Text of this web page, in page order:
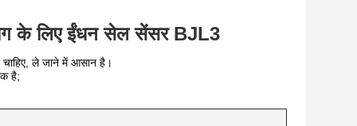
के लिए ईंधन सेल सेंसर BJL3
चाहिए, ले जाने में आसान है।
है;